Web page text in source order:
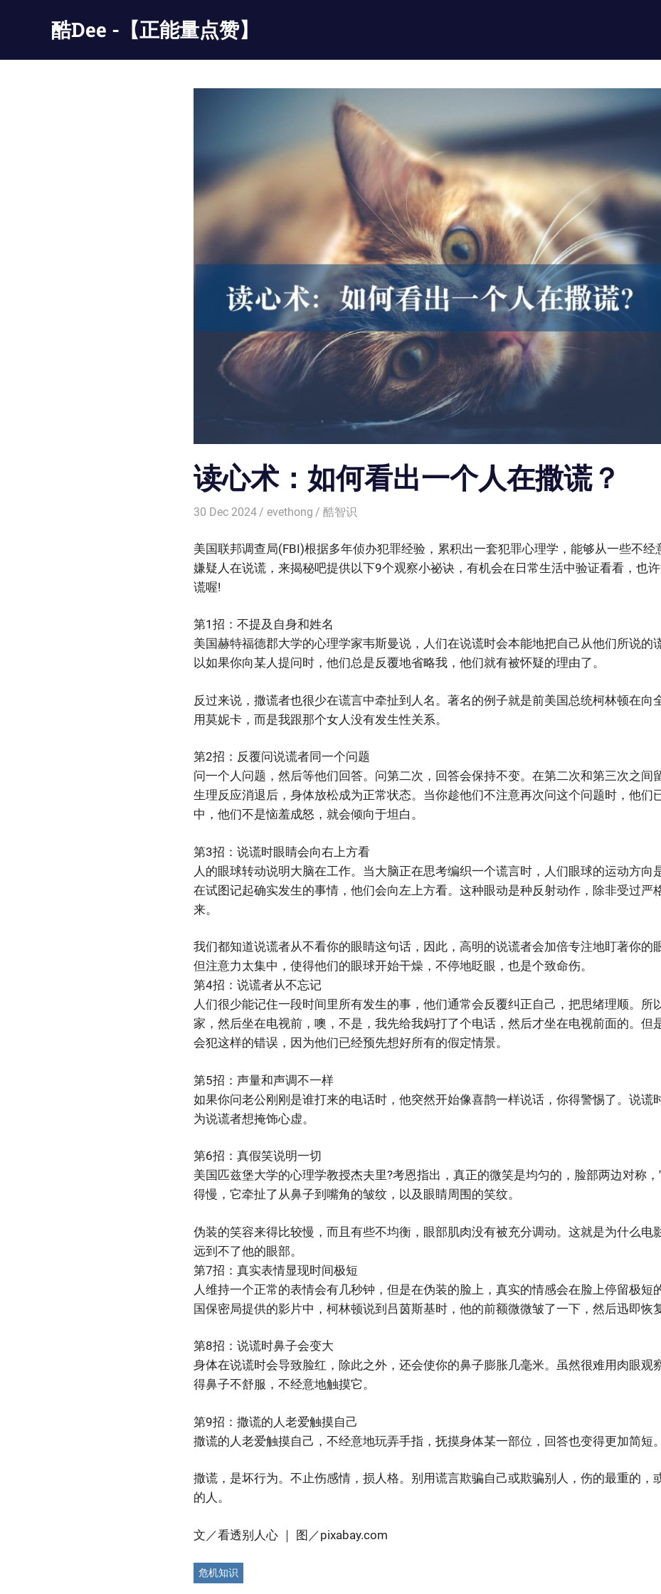
酷Dee -【正能量点赞】
读心术：如何看出一个人在撒谎？
30 Dec 2024 evethong 酷智识
美国联邦调查局(FBI)根据多年侦办犯罪经验，累积出一套犯罪心理学，能够从一些不经
嫌疑人在说谎，来揭秘吧提供以下9个观察小祕诀，有机会在日常生活中验证看看，也
谎喔!
第1招：不提及自身和姓名
美国赫特福德郡大学的心理学家韦斯曼说，人们在说谎时会本能地把自己从他们所说的
以如果你向某人提问时，他们总是反覆地省略我，他们就有被怀疑的理由了。
反过来说，撒谎者也很少在谎言中牵扯到人名。著名的例子就是前美国总统柯林顿在向
用莫妮卡，而是我跟那个女人没有发生性关系。
第2招：反覆问说谎者同一个问题
问一个人问题，然后等他们回答。问第二次，回答会保持不变。在第二次和第三次之间
生理反应消退后，身体放松成为正常状态。当你趁他们不注意再次问这个问题时，他们
中，他们不是恼羞成怒，就会倾向于坦白。
第3招：说谎时眼睛会向右上方看
人的眼球转动说明大脑在工作。当大脑正在思考编织一个谎言时，人们眼球的运动方向
在试图记起确实发生的事情，他们会向左上方看。这种眼动是种反射动作，除非受过严
来。
我们都知道说谎者从不看你的眼睛这句话，因此，高明的说谎者会加倍专注地盯著你的
但注意力太集中，使得他们的眼球开始干燥，不停地眨眼，也是个致命伤。
第4招：说谎者从不忘记
人们很少能记住一段时间里所有发生的事，他们通常会反覆纠正自己，把思绪理顺。所
家，然后坐在电视前，噢，不是，我先给我妈打了个电话，然后才坐在电视前面的。但
会犯这样的错误，因为他们已经预先想好所有的假定情景。
第5招：声量和声调不一样
如果你问老公刚刚是谁打来的电话时，他突然开始像喜鹊一样说话，你得警惕了。说谎
为说谎者想掩饰心虚。
第6招：真假笑说明一切
美国匹兹堡大学的心理学教授杰夫里?考恩指出，真正的微笑是均匀的，脸部两边对称
得慢，它牵扯了从鼻子到嘴角的皱纹，以及眼睛周围的笑纹。
伪装的笑容来得比较慢，而且有些不均衡，眼部肌肉没有被充分调动。这就是为什么电
远到不了他的眼部。
第7招：真实表情显现时间极短
人维持一个正常的表情会有几秒钟，但是在伪装的脸上，真实的情感会在脸上停留极短
国保密局提供的影片中，柯林顿说到吕茵斯基时，他的前额微微皱了一下，然后迅即恢
第8招：说谎时鼻子会变大
身体在说谎时会导致脸红，除此之外，还会使你的鼻子膨胀几毫米。虽然很难用肉眼观
得鼻子不舒服，不经意地触摸它。
第9招：撒谎的人老爱触摸自己
撒谎的人老爱触摸自己，不经意地玩弄手指，抚摸身体某一部位，回答也变得更加简短。
撒谎，是坏行为。不止伤感情，损人格。别用谎言欺骗自己或欺骗别人，伤的最重的，
的人。
文／看透别人心 ｜ 图／pixabay.com
危机知识